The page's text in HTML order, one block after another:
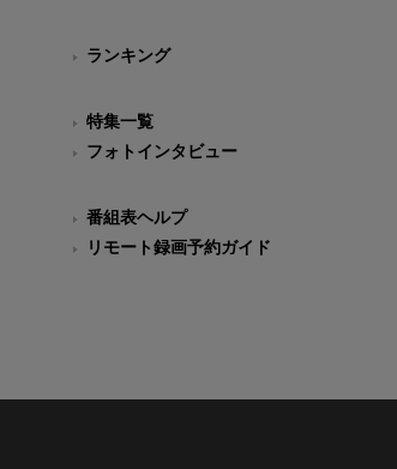
ランキング
特集一覧
フォトインタビュー
番組表ヘルプ
リモート録画予約ガイド